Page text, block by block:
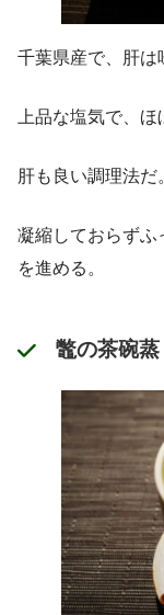
千葉県産で、肝は
上品な塩気で、
肝も良い調理法だ
凝縮しておらずふ
を進める。
鼈の茶碗蒸